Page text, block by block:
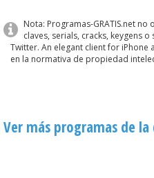
Nota: Programas-GRATIS.net
claves, serials, cracks, keygens
Twitter. An elegant client for iPhone
en la normativa de propiedad
Ver más programas de la